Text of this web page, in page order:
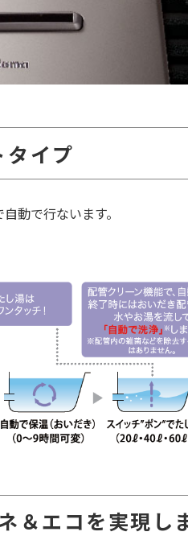
タイプ
動で行ないます。
＆エコを実現し